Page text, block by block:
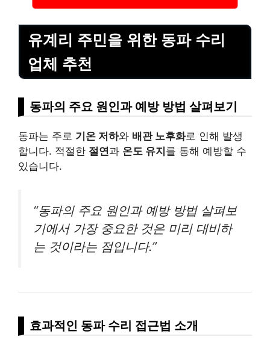
유계리 주민을 위한 동파 수리
업체 추천
동파의 주요 원인과 예방 방법 살펴보기
동파는 주로 기온 저하와 배관 노후화로 인해 발생
합니다. 적절한 절연과 온도 유지 를 통해 예방할 수
있습니다.
“동파의 주요 원인과 예방 방법 살펴보
기에서 가장 중요한 것은 미리 대비하
는 것이라는 점입니다.”
효과적인 동파 수리 접근법 소개